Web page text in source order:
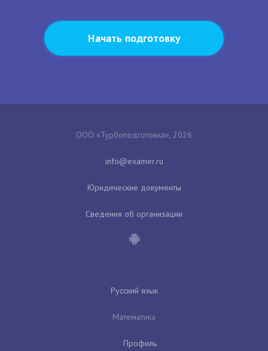
Начать подготовку
ООО «Турбоподготовка», 2026
Юридические документы
Сведения об организации
Русский язык
Математика
Профиль